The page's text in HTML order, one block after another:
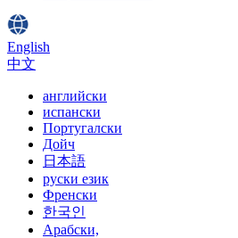
English
中文
английски
испански
Португалски
Дойч
日本語
руски език
Френски
한국인
Арабски,